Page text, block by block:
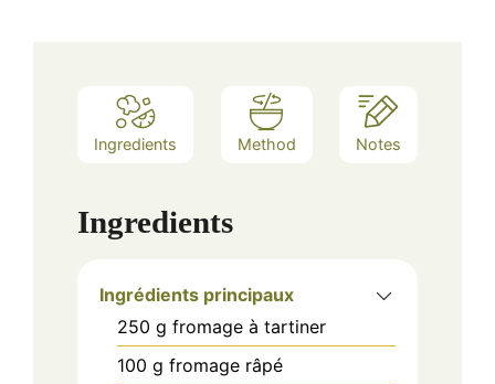
Ingredients Method Notes
Ingredients
Ingrédients principaux
250 g fromage à tartiner
100 g fromage râpé